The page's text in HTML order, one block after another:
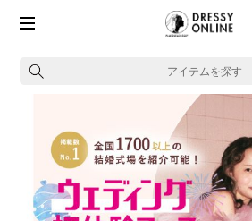
アイテムを探す